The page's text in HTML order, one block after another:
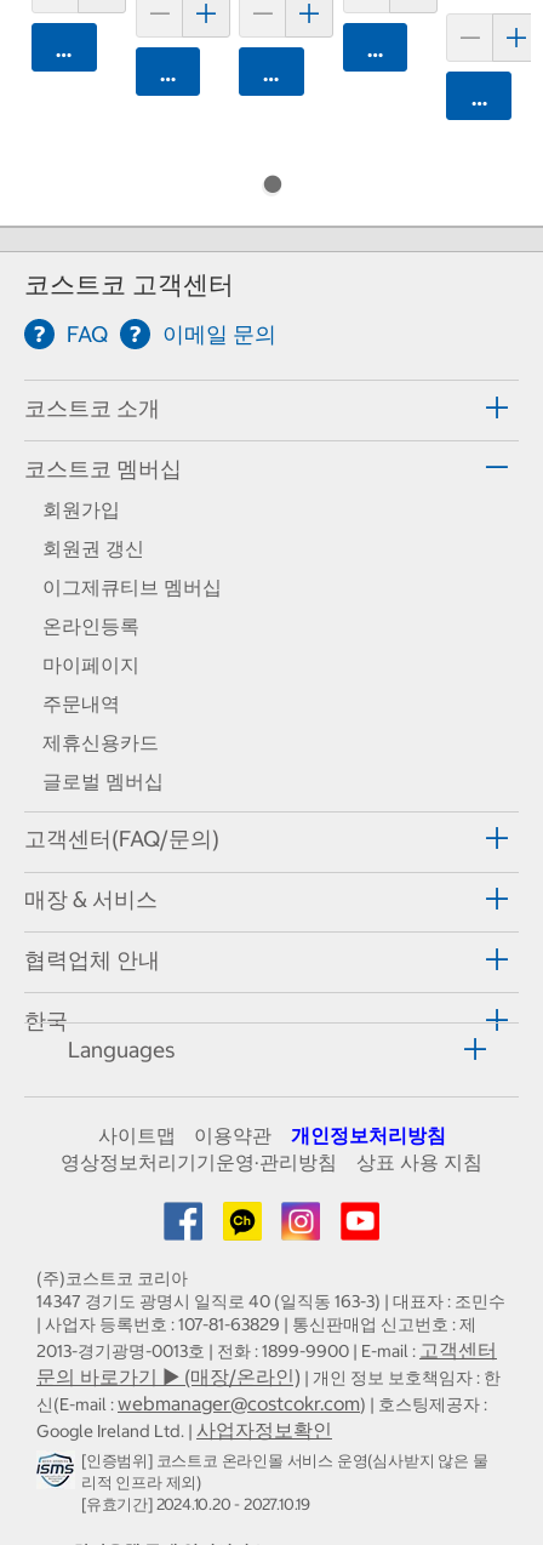
카트에 담기
카트에 담기 카트에 담기
카트에 담기
카트에
코스트코 고객센터
FAQ 이메일 문의
코스트코 소개
코스트코 멤버십
회원가입
회원권 갱신
이그제큐티브 멤버십
온라인등록
마이페이지
주문내역
제휴신용카드
글로벌 멤버십
고객센터(FAQ/문의)
매장 & 서비스
협력업체 안내
한국
Languages
사이트맵 이용약관
개인정보처리방침
영상정보처리기기운영·관리방침
상표 사용 지침
(주)코스트코 코리아
14347 경기도 광명시 일직로 40 (일직동 163-3) | 대표자 : 조민수
| 사업자 등록번호 : 107-81-63829 | 통신판매업 신고번호 : 제
2013-경기광명-0013호 | 전화 : 1899-9900 | E-mail : 고객센터
문의 바로가기 ▶ (매장/온라인) | 개인 정보 보호책임자 : 한
신(E-mail :webmanager@costcokr.com) | 호스팅제공자 :
Google Ireland Ltd. | 사업자정보확인
[인증범위] 코스트코 온라인몰 서비스 운영(심사받지 않은 물
리적 인프라 제외)
[유효기간] 2024.10.20 - 2027.10.19